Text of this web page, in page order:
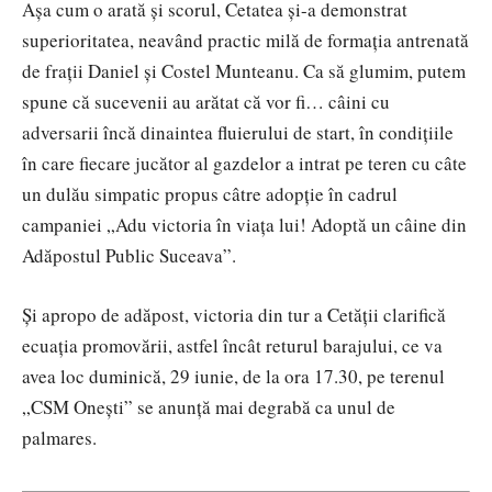
Așa cum o arată și scorul, Cetatea și-a demonstrat
superioritatea, neavând practic milă de formația antrenată
de frații Daniel și Costel Munteanu. Ca să glumim, putem
spune că sucevenii au arătat că vor fi… câini cu
adversarii încă dinaintea fluierului de start, în condițiile
în care fiecare jucător al gazdelor a intrat pe teren cu câte
un dulău simpatic propus câtre adopție în cadrul
campaniei „Adu victoria în viața lui! Adoptă un câine din
Adăpostul Public Suceava”.
Și apropo de adăpost, victoria din tur a Cetății clarifică
ecuația promovării, astfel încât returul barajului, ce va
avea loc duminică, 29 iunie, de la ora 17.30, pe terenul
„CSM Onești” se anunță mai degrabă ca unul de
palmares.